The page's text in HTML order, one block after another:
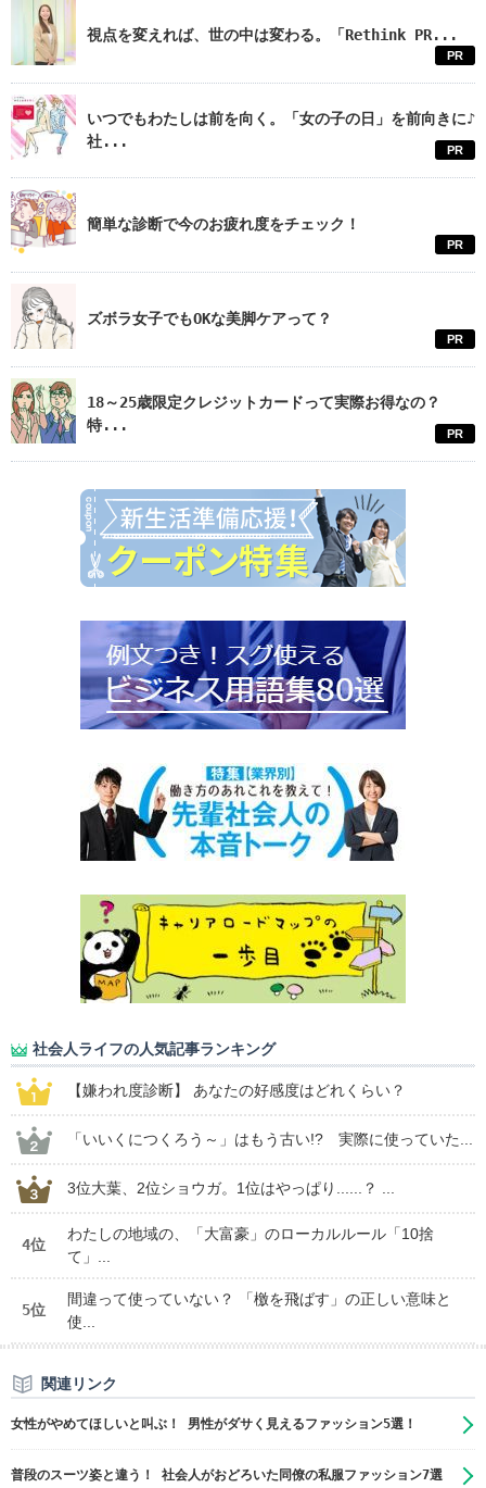
視点を変えれば、世の中は変わる。「Rethink PR...
PR
いつでもわたしは前を向く。「女の子の日」を前向きに♪
社...
PR
簡単な診断で今のお疲れ度をチェック！
PR
ズボラ女子でもOKな美脚ケアって？
PR
18～25歳限定クレジットカードって実際お得なの？
特...
PR
社会人ライフの人気記事ランキング
【嫌われ度診断】 あなたの好感度はどれくらい？
「いいくにつくろう～」はもう古い!? 実際に使っていた...
3位大葉、2位ショウガ。1位はやっぱり......？ ...
4位
わたしの地域の、「大富豪」のローカルルール「10捨
て」...
5位
間違って使っていない？ 「檄を飛ばす」の正しい意味と
使...
関連リンク
女性がやめてほしいと叫ぶ！ 男性がダサく見えるファッション5選！
普段のスーツ姿と違う！ 社会人がおどろいた同僚の私服ファッション7選